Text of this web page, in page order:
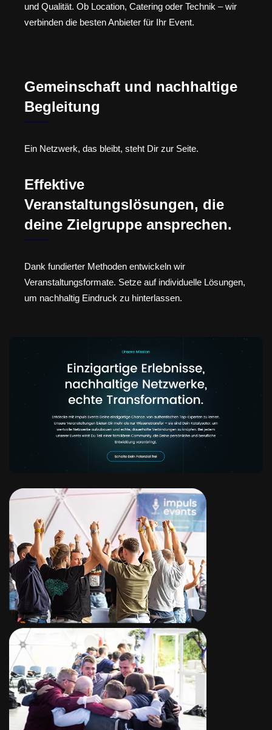
und Qualität. Ob Location, Catering oder Technik – wir
verbinden die besten Anbieter für Ihr Event.
Gemeinschaft und nachhaltige
Begleitung
Ein Netzwerk, das bleibt, steht Dir zur Seite.
Effektive
Veranstaltungslösungen, die
deine Zielgruppe ansprechen.
Dank fundierter Methoden entwickeln wir
Veranstaltungsformate. Setze auf individuelle Lösungen,
um nachhaltig Eindruck zu hinterlassen.